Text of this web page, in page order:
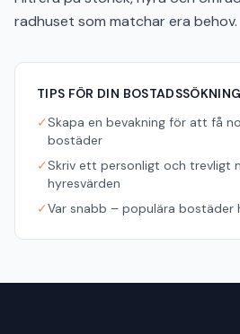
radhuset som matchar era behov.
TIPS FÖR DIN BOSTADSSÖKNING
✓Skapa en bevakning för att få
bostäder
✓Skriv ett personligt och trevligt
hyresvärden
✓Var snabb – populära bostäder